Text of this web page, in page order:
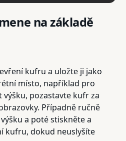
na základě
kufru a uložte ji jako
místo, například pro
výšku, pozastavte kufr za
Případně ručně
a poté stiskněte a
kufru, dokud neuslyšíte